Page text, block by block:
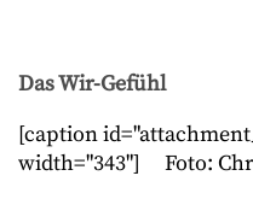
Das Wir-Gefühl
[caption
width="343"]
Foto: